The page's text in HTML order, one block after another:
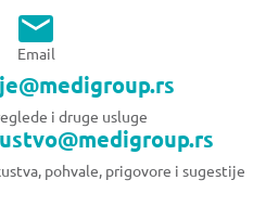
Email
i druge usluge
pohvale, prigovore i sugestije